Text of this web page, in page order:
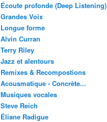
Écoute profonde (Deep Listening)
Grandes Voix
Longue forme
Alvin Curran
Terry Riley
Jazz et alentours
Remixes & Recompostions
Acousmatique - Concrète...
Musiques vocales
Steve Reich
Éliane Radigue